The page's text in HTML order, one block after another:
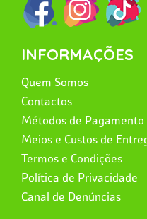
INFORMAÇÕES
Quem Somos
Contactos
Métodos de Pagamento
Meios e Custos de
Termos e Condições
Política de Privacidade
Canal de Denúncias